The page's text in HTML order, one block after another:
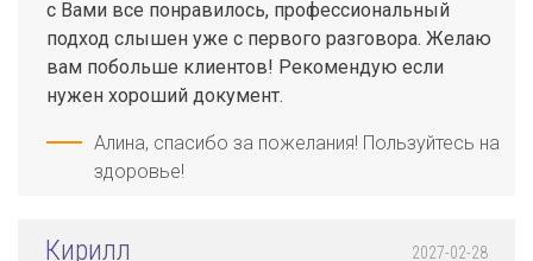
с Вами все понравилось, профессиональный
подход слышен уже с первого разговора. Желаю
вам побольше клиентов! Рекомендую если
нужен хороший документ.
Алина, спасибо за пожелания! Пользуйтесь на
здоровье!
Кирилл 2027-02-28